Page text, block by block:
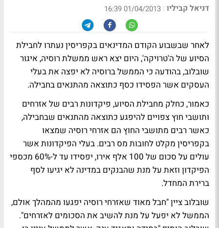
דניאל קביליו |
01/04/2013 16:39
לאחר שבשבוע הקודם המדינאים בקפריסין נעתרו לחבילת
הסיוע של ה'טרויקה', היום יצא ראש ממשלת רוסיה, איגור
שובלוב, בהודעה כי הממשל ברוסיה לא יפצה את בעלי
העסקים אשר הפסידו כסף כתוצאה מהתנאים בחבילה.
כאמור, כחלק מחבילת הסיוע, פיקדונות רבים של אזרחים
ותושבי חוץ צפויים להיפגע כתוצאה מהתנאים שבחבילה,
כאשר רבים מתושבי החוץ הם אזרחי רוסיה שמצאו
בקפריסין מקלט לחובות מס רבים. בעלי הפיקדונות אשר
עולים על סכום של 100 אלף אירו, יפסידו עד ל-60% מכספי
הפיקדון וזאת על מנת שהבנקים במדינה לא יגיעו לסף
ברירת המחדל.
שובלוב ציין "חבל מאוד שאזרחי רוסיה יפגעו מהמהלך אולם,
הממשל לא יפעל על מנת להשיב את הסכומים לאזרחים".